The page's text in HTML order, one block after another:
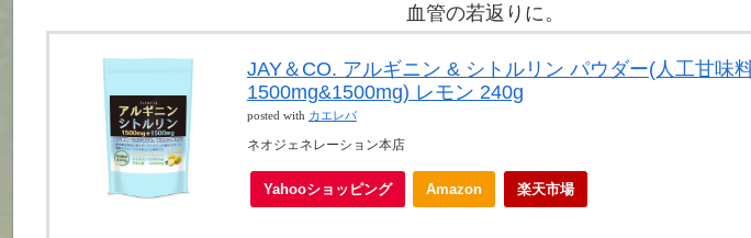
血管の若返りに。
JAY＆CO. アルギニン & シトルリン パウダー(人工甘味
1500mg&1500mg) レモン 240g
posted with カエレバ
ネオジェネレーション本店
Yahooショッピング Amazon 楽天市場